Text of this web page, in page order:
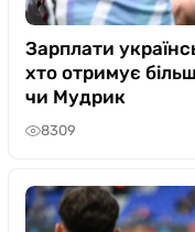
Зарплати
хто отримує
чи Мудрик
8309